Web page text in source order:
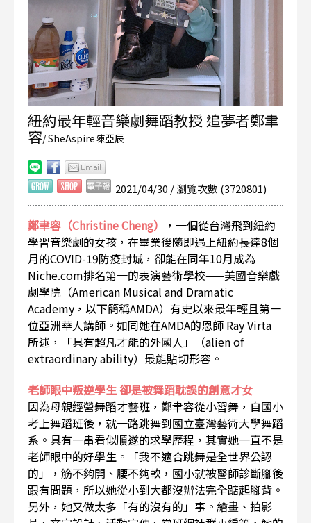
紐約最年輕音樂劇舞蹈教授 追夢者鄭聿
容/ SheAspire陳亞辰
2021/04/30 / 瀏覽次數 (3720801)
鄭聿容（Christine Cheng）
，一個從台灣飛到紐約
學習音樂劇的女孩，在畢業後隨即遇上紐約長達8個
月的COVID-19防疫封城，卻能在同年10月成為
Niche.com排名第一的表演藝術學校——美國音樂戲
劇學院（American Musical and Dramatic
Academy，以下簡稱AMDA）有史以來最年輕且第一
位亞洲華人講師。如同她在AMDA的恩師 Ray Virta
所述，「具有超凡才能的外國人」（alien of
extraordinary ability）最能貼切形容。
老師眼中叛逆學生 卻是被舞蹈耽誤的創意才女
因為母親經營舞蹈才藝班，鄭聿容從小習舞，自國小
考上舞蹈班後，就一路跳舞到國立臺灣藝術大學舞蹈
系。具有一串看似順遂的求學歷程，其實她一直不是
老師眼中的好學生。「我不適合跳舞是全世界公認
的」，筋不夠開、腰不夠軟，國小就被醫師診斷腳後
跟有問題，所以她從小到大都沒辦法完全踮起腳背。
另外，她又做太多「有的沒有的」事。繪畫、拍影